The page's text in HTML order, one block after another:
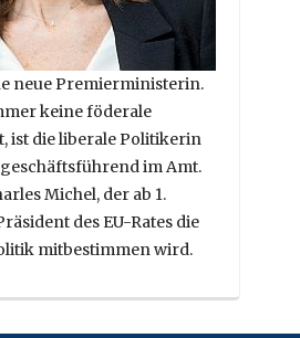
neue Premierministerin.
keine föderale
ist die liberale Politikerin
im Amt.
Michel, der ab 1.
des EU-Rates die
mitbestimmen wird.